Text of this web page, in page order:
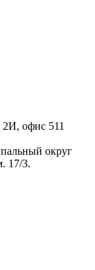
2И, офис 511
округ
17/3.